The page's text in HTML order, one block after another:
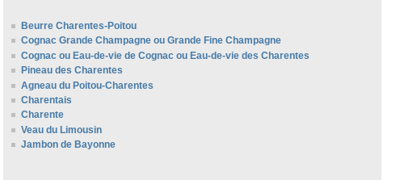
Beurre Charentes-Poitou
Cognac Grande Champagne ou Grande Fine Champagne
Cognac ou Eau-de-vie de Cognac ou Eau-de-vie des Charentes
Pineau des Charentes
Agneau du Poitou-Charentes
Charentais
Charente
Veau du Limousin
Jambon de Bayonne